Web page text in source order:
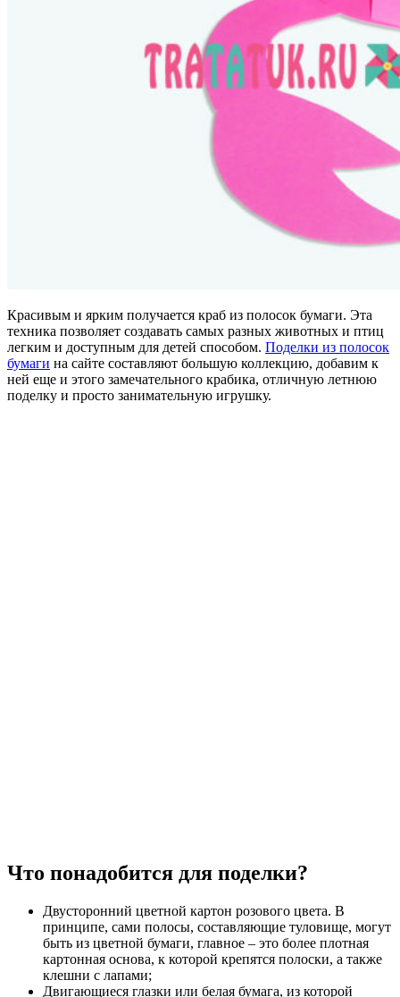
Красивым и ярким получается краб из полосок бумаги. Эта
техника позволяет создавать самых разных животных и птиц
легким и доступным для детей способом. Поделки из полосок
бумаги на сайте составляют большую коллекцию, добавим к
ней еще и этого замечательного крабика, отличную летнюю
поделку и просто занимательную игрушку.
Что понадобится для поделки?
Двусторонний цветной картон розового цвета. В
принципе, сами полосы, составляющие туловище, могут
быть из цветной бумаги, главное – это более плотная
картонная основа, к которой крепятся полоски, а также
клешни с лапами;
Двигающиеся глазки или белая бумага, из которой